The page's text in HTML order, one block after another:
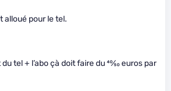
alloué pour le tel.
tel + l’abo çà doit faire du40⁄50euros par